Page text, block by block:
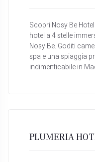
Scopri Nosy Be
hotel a 4 stelle
Nosy Be. Goditi
spa e una spiaggia
indimenticabile in
PLUMERIA